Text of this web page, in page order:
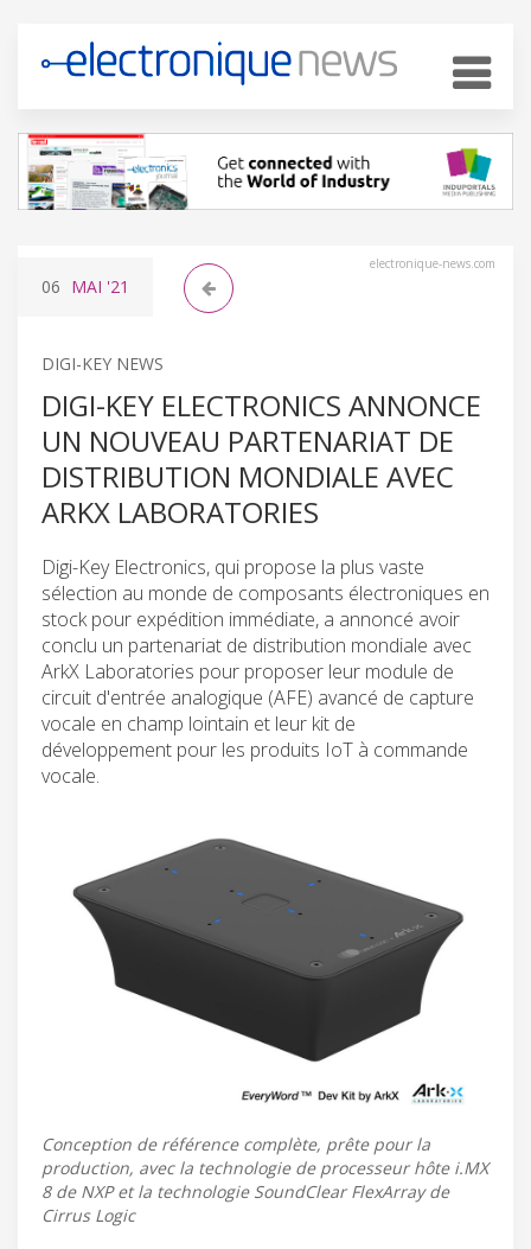
electronique-news.com
06 MAI '21
DIGI-KEY NEWS
DIGI-KEY ELECTRONICS ANNONCE
UN NOUVEAU PARTENARIAT DE
DISTRIBUTION MONDIALE AVEC
ARKX LABORATORIES
Digi-Key Electronics, qui propose la plus vaste
sélection au monde de composants électroniques en
stock pour expédition immédiate, a annoncé avoir
conclu un partenariat de distribution mondiale avec
ArkX Laboratories pour proposer leur module de
circuit d'entrée analogique (AFE) avancé de capture
vocale en champ lointain et leur kit de
développement pour les produits IoT à commande
vocale.
Conception de référence complète, prête pour la
production, avec la technologie de processeur hôte i.MX
8 de NXP et la technologie SoundClear FlexArray de
Cirrus Logic